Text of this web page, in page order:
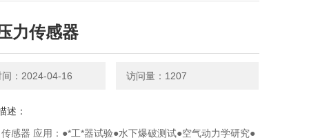
力传感器
间：2024-04-16 访问量：1207
述：
感器 应用：●*工*器试验●水下爆破测试●空气动力学研究●